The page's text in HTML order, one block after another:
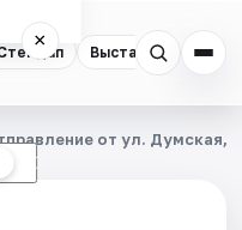
Выставки
×
☾
от ул. Думская,